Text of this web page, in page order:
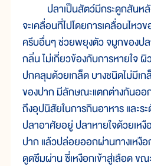
ปลาเป็นสัตว์มีกระดูกสันหลั
จะเคลื่อนที่ไปโดยการเคลื่อนไหว
ครีบอื่นๆ ช่วยพยุงตัว จมูกของปล
กลิ่น ไม่เกี่ยวข้องกับการหายใจ
ปกคลุมด้วยเกล็ด บางชนิดไม่มีเก
ของปาก มีลักษณะแตกต่างกันออ
ถึงอุปนิสัยในการกินอาหาร และร
ปลาอาศัยอยู่ ปลาหายใจด้วยเหงื
ปาก แล้วปล่อยออกผ่านทางเหงื
ดูดซึมผ่าน ซี่เหงือกเข้าสู่เลือด ข